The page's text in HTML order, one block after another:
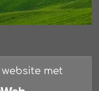
met